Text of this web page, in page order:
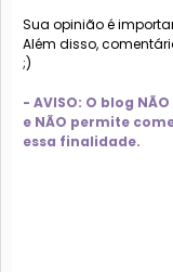
Sua opinião é
Além disso,
;)
- AVISO: O blog
e NÃO permite
essa finalidade.